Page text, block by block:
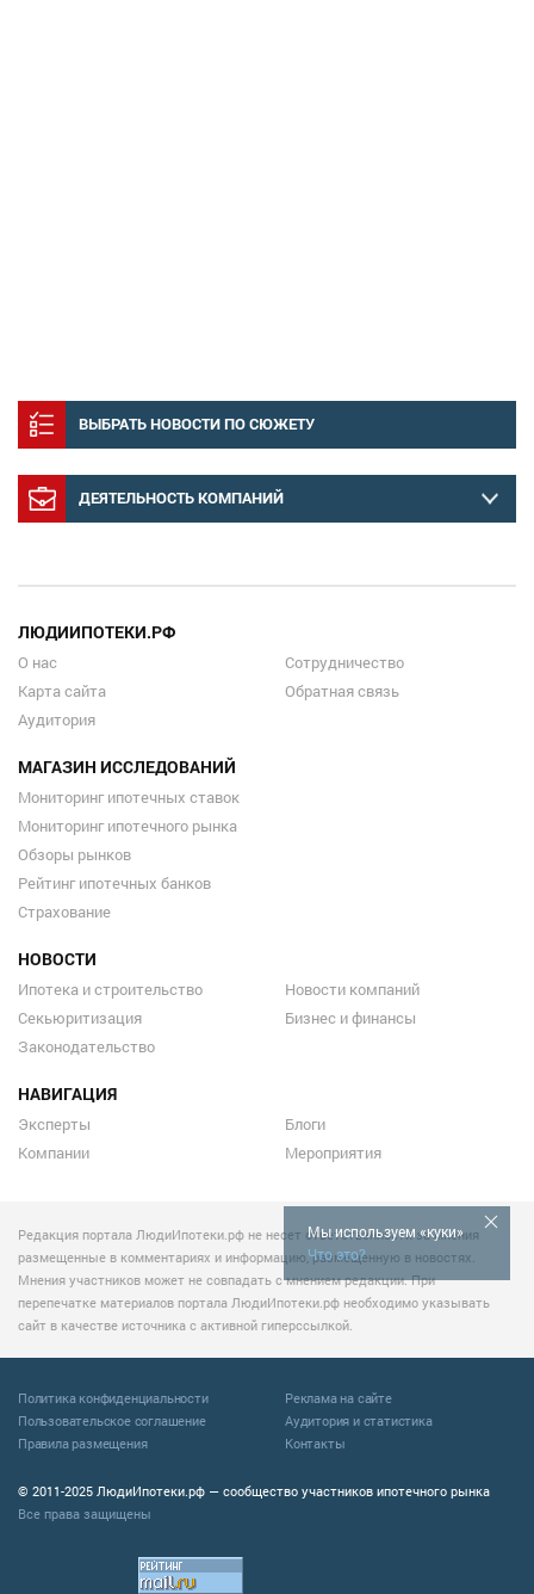
ВЫБРАТЬ НОВОСТИ ПО СЮЖЕТУ
ДЕЯТЕЛЬНОСТЬ КОМПАНИЙ
Мы используем «куки»
Что это?
ЛЮДИИПОТЕКИ.РФ
О нас
Карта сайта
Аудитория
Сотрудничество
Обратная связь
МАГАЗИН ИССЛЕДОВАНИЙ
Мониторинг ипотечных ставок
Мониторинг ипотечного рынка
Обзоры рынков
Рейтинг ипотечных банков
Страхование
НОВОСТИ
Ипотека и строительство
Секьюритизация
Законодательство
Новости компаний
Бизнес и финансы
НАВИГАЦИЯ
Эксперты
Компании
Блоги
Мероприятия
Редакция портала ЛюдиИпотеки.рф не несет ответственности за мнения
размещенные в комментариях и информацию, размещенную в новостях.
Мнения участников может не совпадать с мнением редакции. При
перепечатке материалов портала ЛюдиИпотеки.рф необходимо указывать
сайт в качестве источника с активной гиперссылкой.
© 2011-2025 ЛюдиИпотеки.рф — сообщество участников ипотечного рынка
Все права защищены
Политика конфиденциальности
Пользовательское соглашение
Правила размещения
Реклама на сайте
Аудитория и статистика
Контакты